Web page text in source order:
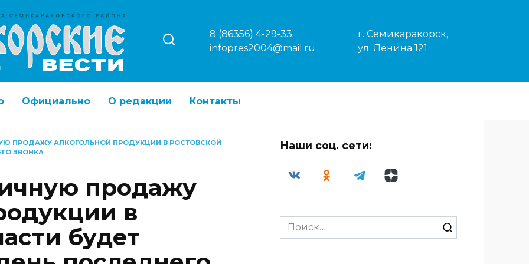
8 (86356) 4-29-33
infopres2004@mail.ru
г. Семикаракорск,
ул. Ленина 121
Официально О редакции Контакты
ПРОДАЖУ АЛКОГОЛЬНОЙ ПРОДУКЦИИ В РОСТОВСКОЙ
ЗВОНКА
продажу
в
будет
Наши соц. сети:
Search
for: